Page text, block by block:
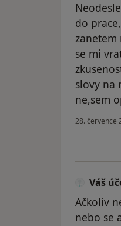
do
zanetem
se mi
slovy na
ne,sem
28. července
Váš
Ačkoliv
nebo se